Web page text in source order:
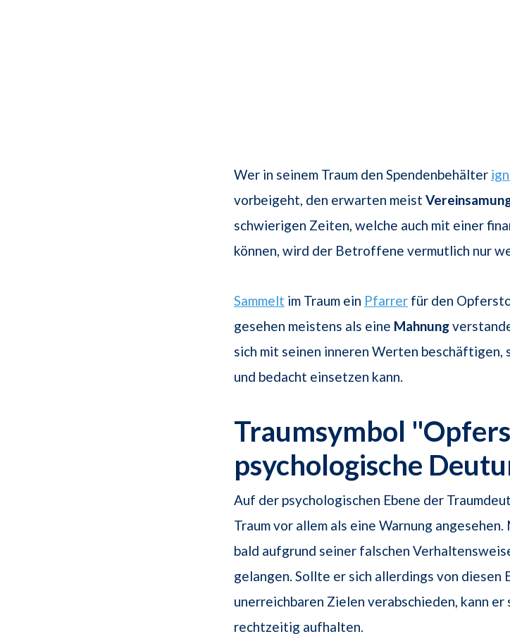
Wer in seinem Traum den Spendenbehälter
vorbeigeht, den erwarten meist
schwierigen Zeiten, welche auch mit einer
können, wird der Betroffene vermutlich nur
Sammelt im Traum ein Pfarrer für den
gesehen meistens als eine Mahnung
sich mit seinen inneren Werten beschäftigen,
und bedacht einsetzen kann.
Traumsymbol
psychologische
Auf der psychologischen Ebene der
Traum vor allem als eine Warnung
bald aufgrund seiner falschen
gelangen. Sollte er sich allerdings von diesen
unerreichbaren Zielen verabschieden, kann
rechtzeitig aufhalten.